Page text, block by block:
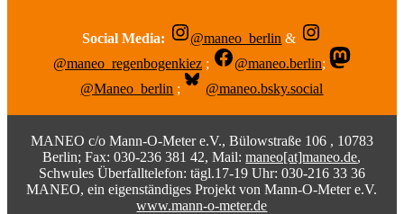
Social Media: @maneo_berlin &
@maneo_regenbogenkiez ; @maneo.berlin;
@Maneo_berlin ; @maneo.bsky.social
MANEO c/o Mann-O-Meter e.V., Bülowstraße 106 , 10783
Berlin; Fax: 030-236 381 42, Mail:maneo[at]maneo.de,
Schwules Überfalltelefon: tägl.17-19 Uhr: 030-216 33 36
MANEO, ein eigenständiges Projekt von Mann-O-Meter e.V.
www.mann-o-meter.de